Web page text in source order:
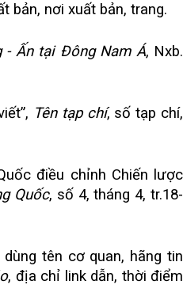
bản, nơi xuất bản, trang.
- Ấn tại Đông Nam Á, Nxb.
Tên tạp chí, số tạp chí,
điều chỉnh Chiến lược
Quốc, số 4, tháng 4, tr.18-
tên cơ quan, hãng tin
, địa chỉ link dẫn, thời điểm